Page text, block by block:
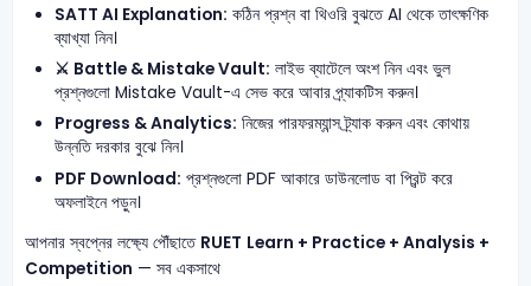
SATT AI Explanation: কঠিন প্রশ্ন বা থিওরি বুঝতে AI থেকে তাৎক্ষণিক
ব্যাখ্যা নিন।
⚔️ Battle & Mistake Vault: লাইভ ব্যাটেলে অংশ নিন এবং ভুল
প্রশ্নগুলো Mistake Vault-এ সেভ করে আবার প্র্যাকটিস করুন।
Progress & Analytics: নিজের পারফরম্যান্স ট্র্যাক করুন এবং কোথায়
উন্নতি দরকার বুঝে নিন।
PDF Download: প্রশ্নগুলো PDF আকারে ডাউনলোড বা প্রিন্ট করে
অফলাইনে পড়ুন।
আপনার স্বপ্নের লক্ষ্যে পৌঁছাতে RUET Learn + Practice + Analysis +
Competition — সব একসাথে